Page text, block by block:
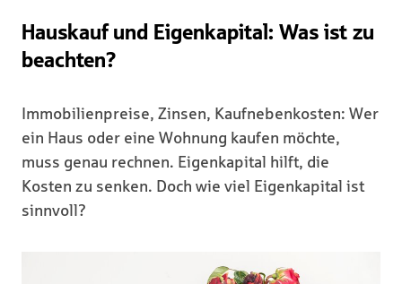
Hauskauf und Eigenkapital: Was ist zu
beachten?
Immobilienpreise, Zinsen, Kaufnebenkosten: Wer
ein Haus oder eine Wohnung kaufen möchte,
muss genau rechnen. Eigenkapital hilft, die
Kosten zu senken. Doch wie viel Eigenkapital ist
sinnvoll?